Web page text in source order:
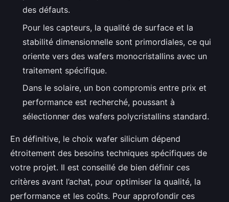
des défauts.
Pour les capteurs, la qualité de surface et la
stabilité dimensionnelle sont primordiales, ce qui
oriente vers des wafers monocristallins avec un
traitement spécifique.
Dans le solaire, un bon compromis entre prix et
performance est recherché, poussant à
sélectionner des wafers polycristallins standard.
En définitive, le choix wafer silicium dépend
étroitement des besoins techniques spécifiques de
votre projet. Il est conseillé de bien définir ces
critères avant l’achat, pour optimiser la qualité, la
performance et les coûts. Pour approfondir ces